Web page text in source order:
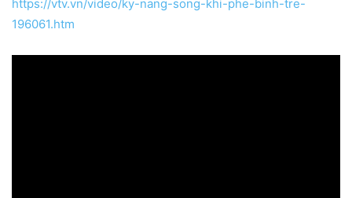
https://vtv.vn/video/ky-nang-song-khi-phe-binh-tre-
196061.htm